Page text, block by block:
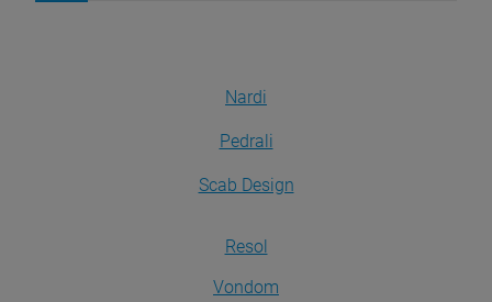
Nardi
Pedrali
Scab Design
Resol
Vondom